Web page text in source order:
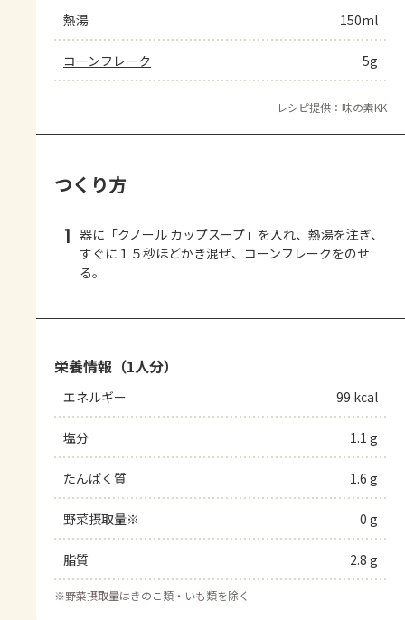
熱湯 150ml
コーンフレーク 5g
レシピ提供：味の素KK
つくり方
1 器に「クノール カップスープ」を入れ、熱湯を注ぎ、
すぐに１５秒ほどかき混ぜ、コーンフレークをのせ
る。
栄養情報（1人分）
エネルギー 99 kcal
塩分 1.1 g
たんぱく質 1.6 g
野菜摂取量※ 0 g
脂質 2.8 g
※野菜摂取量はきのこ類・いも類を除く